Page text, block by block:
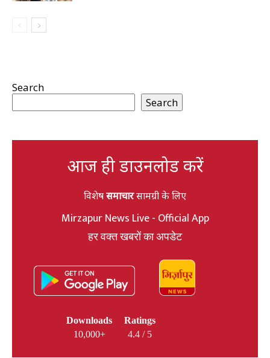
Search
Search
आज ही डाउनलोड करें
विशेषसमाचारसामग्री के लिए
Mirzapur News Live - Official App
हर वक्त खबरों का अपडेट
Downloads
10,000+
Ratings
4.4 / 5